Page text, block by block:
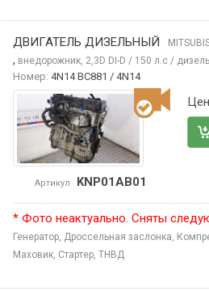
ДВИГАТЕЛЬ ДИЗЕЛЬНЫЙ
, внедорожник, 2,3D DI-D / 150 л.с /
Номер: 4N14 BC881 / 4N14
Артикул KNP01AB01
* Фото неактуально. Сняты
Генератор, Дроссельная заслонка,
Маховик, Стартер, ТНВД